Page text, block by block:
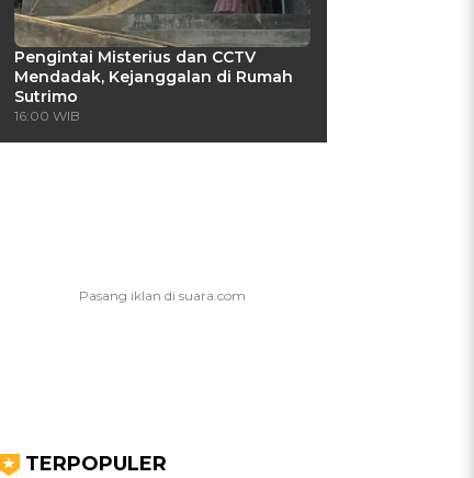
Pengintai Misterius dan CCTV
Mendadak, Kejanggalan di Rumah
Sutrimo
16:00 WIB
TERPOPULER